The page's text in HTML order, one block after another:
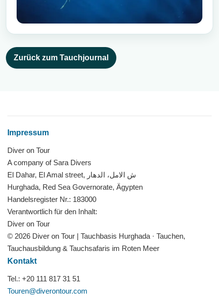
Zurück zum Tauchjournal
Impressum
Diver on Tour
A company of Sara Divers
El Dahar, El Amal street, ش الامل، الدهار
Hurghada, Red Sea Governorate, Ägypten
Handelsregister Nr.: 183000
Verantwortlich für den Inhalt:
Diver on Tour
© 2026 Diver on Tour | Tauchbasis Hurghada · Tauchen,
Tauchausbildung & Tauchsafaris im Roten Meer
Kontakt
Tel.: +20 111 817 31 51
Touren@diverontour.com